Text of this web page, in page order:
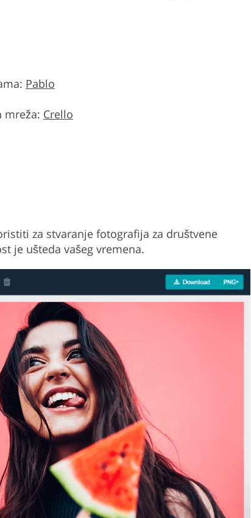
Pablo
mreža: Crello
za stvaranje fotografija za društvene
je ušteda vašeg vremena.